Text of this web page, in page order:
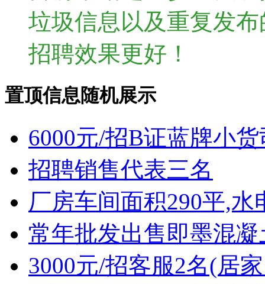
垃圾信息以及重复发
招聘效果更好！
置顶信息随机展示
6000元/招B证蓝牌小
招聘销售代表三名
厂房车间面积290平,
常年批发出售即墨混
3000元/招客服2名(居